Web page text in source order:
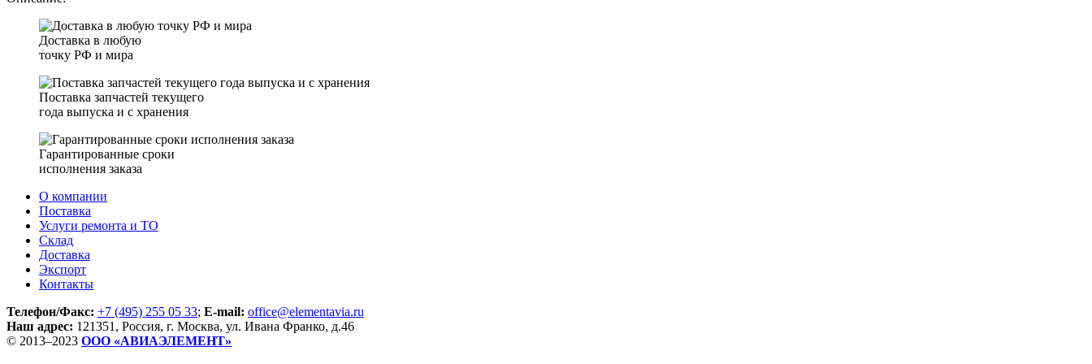
Доставка в любую
точку РФ и мира
Поставка запчастей текущего
года выпуска и с хранения
Гарантированные сроки
исполнения заказа
О компании
Поставка
Услуги ремонта и ТО
Склад
Доставка
Экспорт
Контакты
Телефон/Факс: +7 (495) 255 05 33; E-mail: office@elementavia.ru
Наш адрес: 121351, Россия, г. Москва, ул. Ивана Франко, д.46
© 2013–2023 ООО «АВИАЭЛЕМЕНТ»